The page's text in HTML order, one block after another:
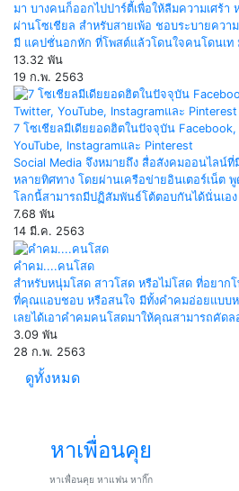
มา บางคนก็ออกไปปาร์ตี้เพื่อให้ลืมความเศร้า
ผ่านโซเชียล สำหรับสายเพ้อ ชอบระบายควา
มี แคปชั่นอกหัก ที่โพสต์แล้วโดนใจคนโดนเท
13.32 พัน
19 ก.พ. 2563
7 โซเชียลมีเดียยอดฮิตในปัจจุบัน
YouTube, Instagramและ Pinterest
Social Media จึงหมายถึง สื่อสังคมออนไลน์
หลายทิศทาง โดยผ่านเครือข่ายอินเตอร์เน็ต
โลกนี้สามารถมีปฏิสัมพันธ์โต้ตอบกันได้นั่นเอง
7.68 พัน
14 มี.ค. 2563
คำคม....คนโสด
สำหรับหนุ่มโสด สาวโสด หรือไม่โสด ที่อยา
ที่คุณแอบชอบ หรือสนใจ มีทั้งคำคมอ่อยแบบห
เลยได้เอาคำคมคนโสดมาให้คุณสามารถคัดล
3.09 พัน
28 ก.พ. 2563
ดูทั้งหมด
หาเพื่อนคุย
หาเพื่อนคุย หาแฟน หากิ๊ก